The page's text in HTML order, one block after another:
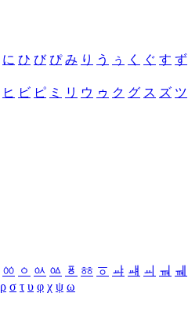
に ひ び ぴ み り う ぅ く ぐ す ず
ヒ ビ ピ ミ リ ウ ゥ ク グ ス ズ ツ
ㆀ ㆁ ㆂ ㆃ ㆄ ㆅ ㆆ ㆇ ㆈ ㆉ ㆊ ㆋ
ρ σ τ υ φ χ ψ ω